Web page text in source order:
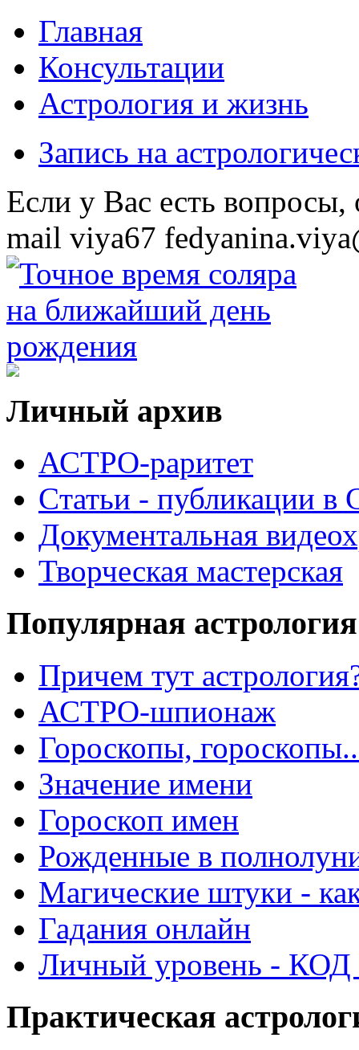
Главная
Консультации
Астрология и жизнь
Запись на
Eсли у Вас есть
mail viya67
Личный архив
АСТРО-раритет
Cтатьи - публикации
Документальная
Творческая мастерская
Популярная астрология
Причем тут
АСТРО-шпионаж
Гороскопы,
Значение имени
Гороскоп имен
Рожденные в
Магические штуки -
Гадания онлайн
Личный уровень - КОД
Практическая